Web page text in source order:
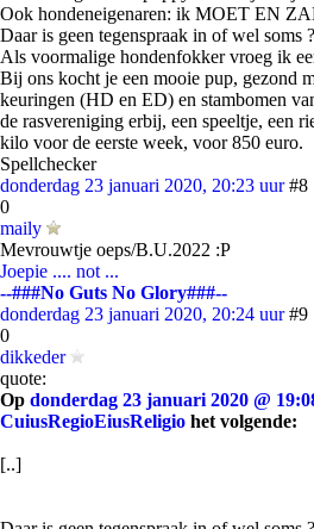
Ook hondeneigenaren: ik MOET EN
Daar is geen tegenspraak in of wel soms ?
Als voormalige hondenfokker vroeg ik
Bij ons kocht je een mooie pup, gezond
keuringen (HD en ED) en stambomen
de rasvereniging erbij, een speeltje, een
kilo voor de eerste week, voor 850 euro.
Spellchecker
donderdag 23 januari 2020, 20:23 uur #8
0
maily
Mevrouwtje oeps/B.U.2022 :P
Joepie .... not ...
--###No Guts No Glory###--
donderdag 23 januari 2020, 20:24 uur #9
0
dikkeder
quote:
Op donderdag 23 januari 2020 @
CuiusRegioEiusReligio het volgende:
[..]